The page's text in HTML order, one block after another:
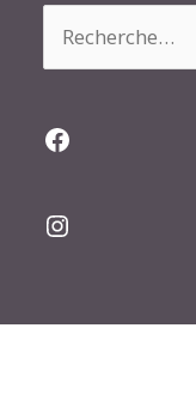
Facebook
Instagram